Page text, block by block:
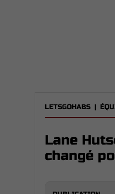
LETSGOHABS |
Lane
changé